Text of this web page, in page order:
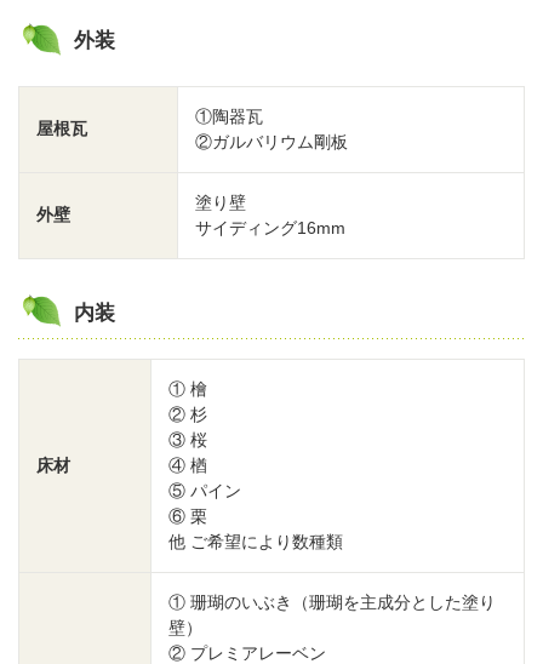
外装
屋根瓦
①陶器瓦
②ガルバリウム剛板
外壁
塗り壁
サイディング16mm
内装
床材
① 檜
② 杉
③ 桜
④ 楢
⑤ パイン
⑥ 栗
他 ご希望により数種類
① 珊瑚のいぶき（珊瑚を主成分とした塗り
壁）
② プレミアレーベン